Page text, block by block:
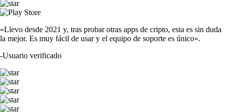
«Llevo desde 2021 y, tras probar otras apps de cripto, esta es sin duda
la mejor. Es muy fácil de usar y el equipo de soporte es único».
-Usuario verificado